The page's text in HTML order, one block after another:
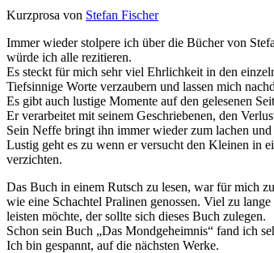
Kurzprosa von Stefan Fischer
Immer wieder stolpere ich über die Bücher von
würde ich alle rezitieren.
Es steckt für mich sehr viel Ehrlichkeit in den
Tiefsinnige Worte verzaubern und lassen mich
Es gibt auch lustige Momente auf den gelesenen
Er verarbeitet mit seinem Geschriebenen, den
Sein Neffe bringt ihn immer wieder zum lachen und
Lustig geht es zu wenn er versucht den Kleinen in
verzichten.
Das Buch in einem Rutsch zu lesen, war für mich
wie eine Schachtel Pralinen genossen. Viel zu
leisten möchte, der sollte sich dieses Buch zulegen.
Schon sein Buch „Das Mondgeheimnis“ fand ich
Ich bin gespannt, auf die nächsten Werke.